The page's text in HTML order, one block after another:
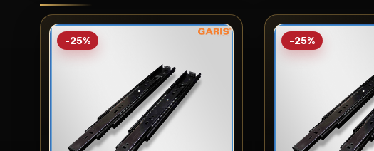
-25% -25%